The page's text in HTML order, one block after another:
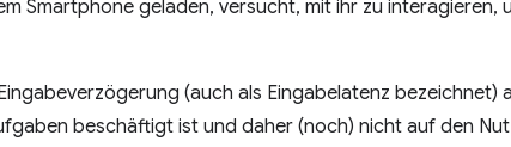
Smartphone geladen, versucht, mit ihr zu interagieren,
(auch als Eingabelatenz bezeichnet)
beschäftigt ist und daher (noch) nicht auf den